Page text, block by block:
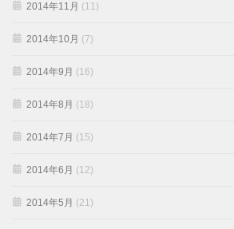
2014年11月 (11)
2014年10月 (7)
2014年9月 (16)
2014年8月 (18)
2014年7月 (15)
2014年6月 (12)
2014年5月 (21)